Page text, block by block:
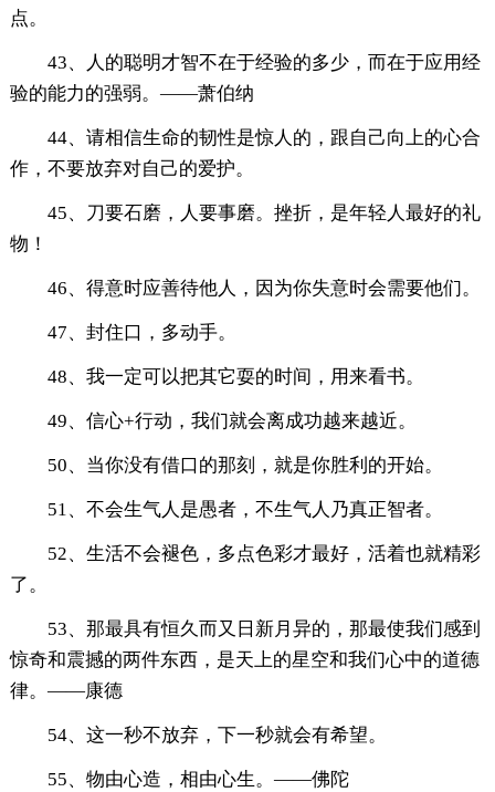
点。
43、人的聪明才智不在于经验的多少，而在于应用经
验的能力的强弱。——萧伯纳
44、请相信生命的韧性是惊人的，跟自己向上的心合
作，不要放弃对自己的爱护。
45、刀要石磨，人要事磨。挫折，是年轻人最好的礼
物！
46、得意时应善待他人，因为你失意时会需要他们。
47、封住口，多动手。
48、我一定可以把其它耍的时间，用来看书。
49、信心+行动，我们就会离成功越来越近。
50、当你没有借口的那刻，就是你胜利的开始。
51、不会生气人是愚者，不生气人乃真正智者。
52、生活不会褪色，多点色彩才最好，活着也就精彩
了。
53、那最具有恒久而又日新月异的，那最使我们感到
惊奇和震撼的两件东西，是天上的星空和我们心中的道德
律。——康德
54、这一秒不放弃，下一秒就会有希望。
55、物由心造，相由心生。——佛陀